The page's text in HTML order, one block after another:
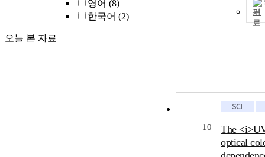
영어 (8)
한국어 (2)
오늘 본 자료
기
10
The
optical